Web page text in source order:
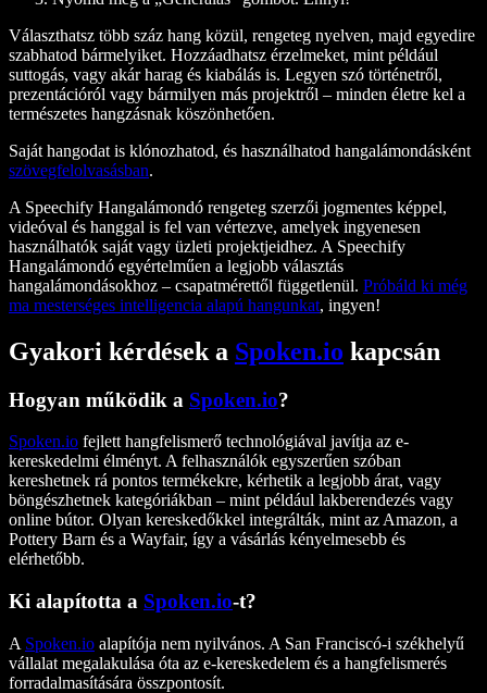
Választhatsz több száz hang közül, rengeteg nyelven, majd egyedire
szabhatod bármelyiket. Hozzáadhatsz érzelmeket, mint például
suttogás, vagy akár harag és kiabálás is. Legyen szó történetről,
prezentációról vagy bármilyen más projektről – minden életre kel a
természetes hangzásnak köszönhetően.
Saját hangodat is klónozhatod, és használhatod hangalámondásként
szövegfelolvasásban.
A Speechify Hangalámondó rengeteg szerzői jogmentes képpel,
videóval és hanggal is fel van vértezve, amelyek ingyenesen
használhatók saját vagy üzleti projektjeidhez. A Speechify
Hangalámondó egyértelműen a legjobb választás
hangalámondásokhoz – csapatmérettől függetlenül. Próbáld ki még
ma mesterséges intelligencia alapú hangunkat, ingyen!
Gyakori kérdések a Spoken.io kapcsán
Hogyan működik a Spoken.io?
Spoken.io fejlett hangfelismerő technológiával javítja az e-
kereskedelmi élményt. A felhasználók egyszerűen szóban
kereshetnek rá pontos termékekre, kérhetik a legjobb árat, vagy
böngészhetnek kategóriákban – mint például lakberendezés vagy
online bútor. Olyan kereskedőkkel integrálták, mint az Amazon, a
Pottery Barn és a Wayfair, így a vásárlás kényelmesebb és
elérhetőbb.
Ki alapította a Spoken.io-t?
A Spoken.io alapítója nem nyilvános. A San Franciscó-i székhelyű
vállalat megalakulása óta az e-kereskedelem és a hangfelismerés
forradalmasítására összpontosít.